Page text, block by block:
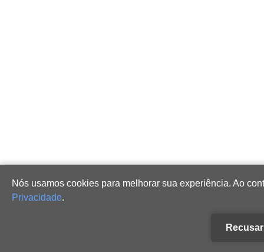
Nós usamos cookies para melhorar sua experiência. Ao
Privacidade.
Recusar